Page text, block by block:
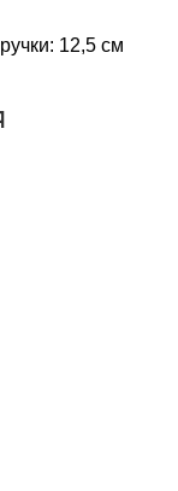
12,5 см